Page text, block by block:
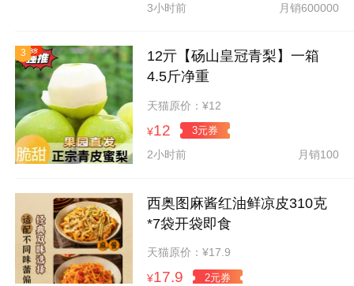
3小时前 月销600000
3
12亓【砀山皇冠青梨】一箱
4.5斤净重
天猫原价：¥12
¥12 3元券
2小时前 月销100
西奥图麻酱红油鲜凉皮310克
*7袋开袋即食
天猫原价：¥17.9
¥17.9 2元券